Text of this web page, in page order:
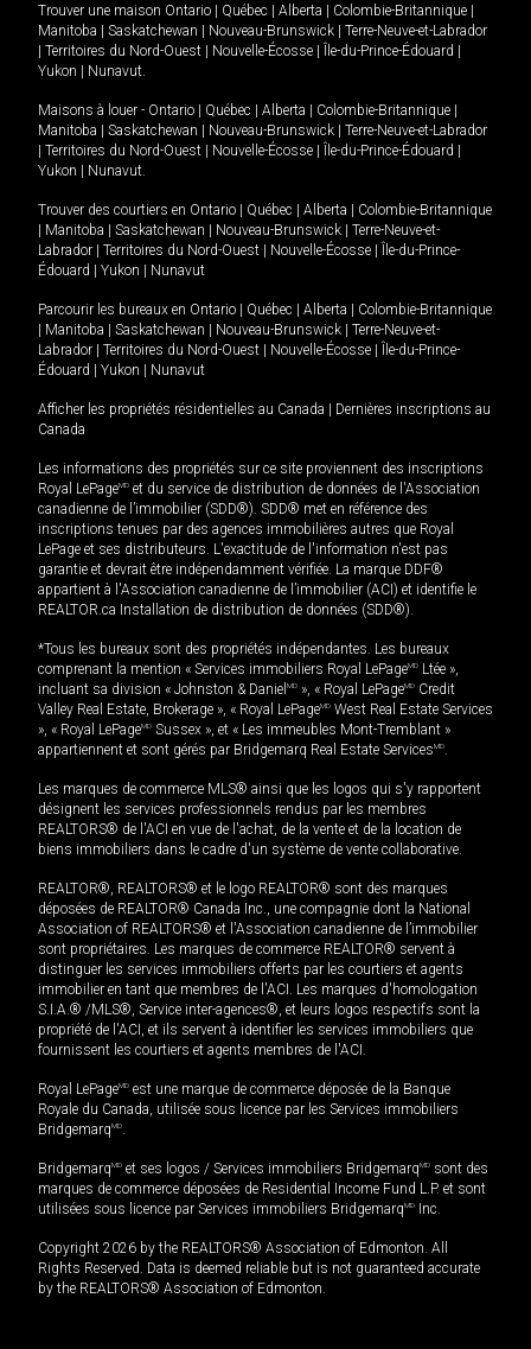
Trouver une maison Ontario Québec Alberta Colombie-Britannique
Manitoba
Saskatchewan Nouveau-Brunswick
Terre-Neuve-et-Labrador
Territoires du Nord-Ouest Nouvelle-Écosse Île-du-Prince-Édouard
Yukon
Nunavut.
Maisons à louer - Ontario Québec Alberta Colombie-Britannique
Manitoba
Saskatchewan Nouveau-Brunswick
Terre-Neuve-et-Labrador
Territoires du Nord-Ouest Nouvelle-Écosse Île-du-Prince-Édouard
Yukon
Nunavut.
Trouver des courtiers en Ontario Québec Alberta
Colombie-Britannique
Manitoba Saskatchewan Nouveau-Brunswick
Terre-Neuve-et-
Labrador
Territoires du Nord-Ouest Nouvelle-Écosse
Île-du-Prince-
Édouard
Yukon Nunavut
Parcourir les bureaux en Ontario Québec Alberta
Colombie-Britannique
Manitoba Saskatchewan Nouveau-Brunswick
Terre-Neuve-et-
Labrador
Territoires du Nord-Ouest Nouvelle-Écosse
Île-du-Prince-
Édouard
Yukon Nunavut
Afficher les propriétés résidentielles au Canada
Dernières inscriptions au
Canada
Les informations des propriétés sur ce site proviennent des inscriptions
Royal LePageMD et du service de distribution de données de l'Association
canadienne de l’immobilier (SDD®). SDD® met en référence des
inscriptions tenues par des agences immobilières autres que Royal
LePage et ses distributeurs. L'exactitude de l'information n'est pas
garantie et devrait être indépendamment vérifiée. La marque DDF®
appartient à l'Association canadienne de l’immobilier (ACI) et identifie le
REALTOR.ca Installation de distribution de données (SDD®).
*Tous les bureaux sont des propriétés indépendantes. Les bureaux
comprenant la mention « Services immobiliers Royal LePageMD Ltée »,
incluant sa division « Johnston & Daniel MD », « Royal LePageMD Credit
Valley Real Estate, Brokerage », « Royal LePageMD West Real Estate Services
», « Royal LePageMD Sussex », et « Les immeubles Mont-Tremblant »
appartiennent et sont gérés par Bridgemarq Real Estate ServicesMD.
Les marques de commerce MLS® ainsi que les logos qui s'y rapportent
désignent les services professionnels rendus par les membres
REALTORS® de l'ACI en vue de l'achat, de la vente et de la location de
biens immobiliers dans le cadre d'un système de vente collaborative.
REALTOR®, REALTORS® et le logo REALTOR® sont des marques
déposées de REALTOR® Canada Inc., une compagnie dont la National
Association of REALTORS® et l'Association canadienne de l’immobilier
sont propriétaires. Les marques de commerce REALTOR® servent à
distinguer les services immobiliers offerts par les courtiers et agents
immobilier en tant que membres de l'ACI. Les marques d'homologation
S.I.A.® /MLS®, Service inter-agences®, et leurs logos respectifs sont la
propriété de l'ACI, et ils servent à identifier les services immobiliers que
fournissent les courtiers et agents membres de l'ACI.
Royal LePageMD est une marque de commerce déposée de la Banque
Royale du Canada, utilisée sous licence par les Services immobiliers
BridgemarqMD.
BridgemarqMD et ses logos / Services immobiliers BridgemarqMD sont des
marques de commerce déposées de Residential Income Fund L.P. et sont
utilisées sous licence par Services immobiliers BridgemarqMD Inc.
Copyright 2026 by the REALTORS® Association of Edmonton. All
Rights Reserved. Data is deemed reliable but is not guaranteed accurate
by the REALTORS® Association of Edmonton.